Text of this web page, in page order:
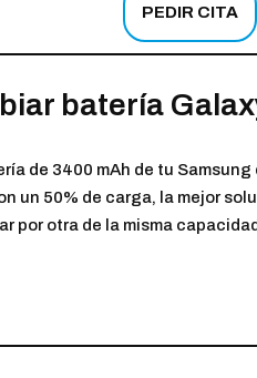
PEDIR CITA
batería
de 3400 mAh de tu
un 50% de carga, la mejor
por otra de la misma